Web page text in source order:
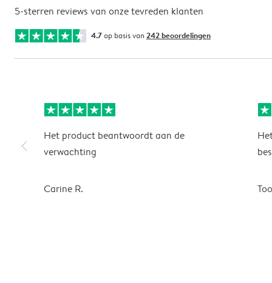
5-sterren reviews van onze tevreden klanten
4.7op basis van 242 beoordelingen
slim_arrow_left
Het product beantwoordt aan de
verwachting
Carine R.